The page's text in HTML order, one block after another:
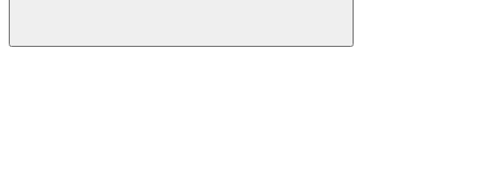
Buscar